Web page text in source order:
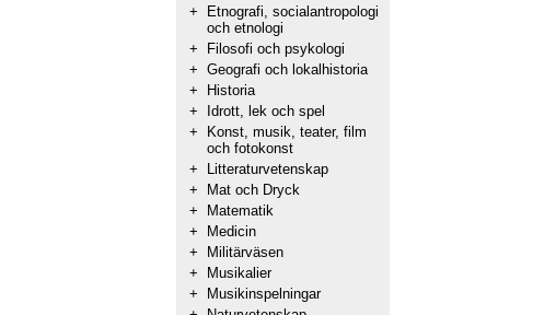
+
Etnografi, socialantropologi
och etnologi
+
Filosofi och psykologi
+ Geografi och lokalhistoria
+
Historia
+
Idrott, lek och spel
+
Konst, musik, teater, film
och fotokonst
+
Litteraturvetenskap
+
Mat och Dryck
+
Matematik
+
Medicin
+
Militärväsen
+
Musikalier
+
Musikinspelningar